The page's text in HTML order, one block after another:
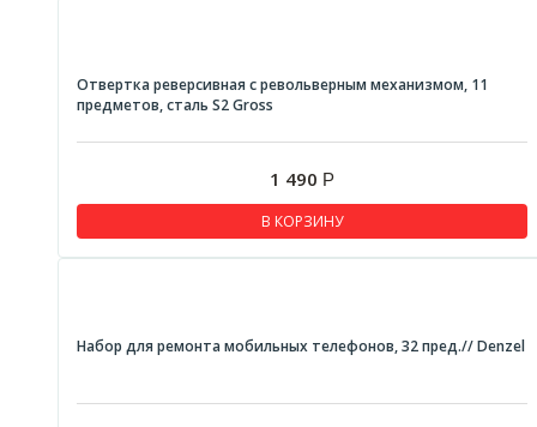
Отвертка реверсивная с револьверным механизмом, 11
предметов, сталь S2 Gross
1 490 Р
В КОРЗИНУ
Набор для ремонта мобильных телефонов, 32 пред.// Denzel